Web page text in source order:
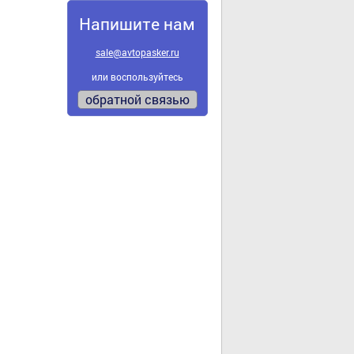
Напишите нам
sale@avtopasker.ru
или воспользуйтесь
обратной связью